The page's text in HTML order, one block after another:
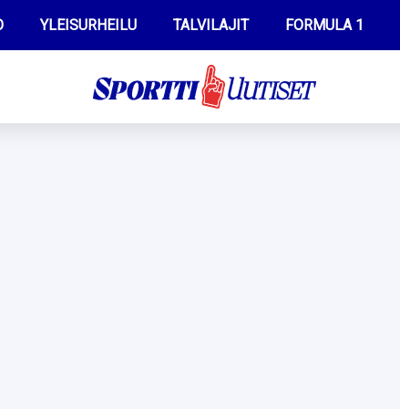
YLEISURHEILU TALVILAJIT FORMULA 1